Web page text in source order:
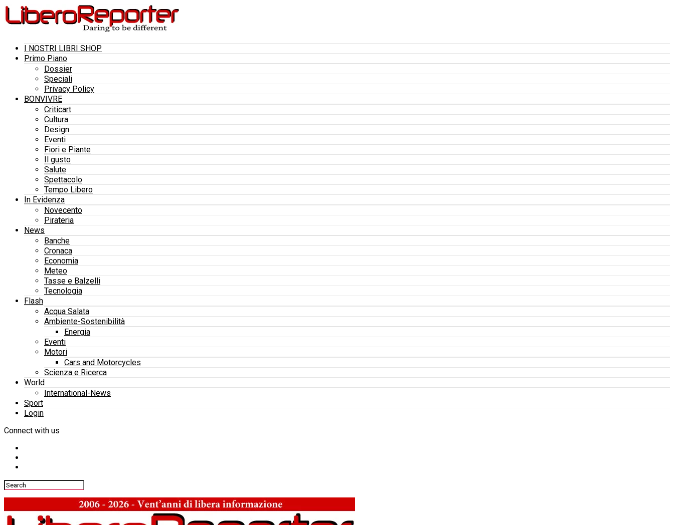
I NOSTRI LIBRI SHOP
Primo Piano
Dossier
Speciali
Privacy Policy
BONVIVRE
Criticart
Cultura
Design
Eventi
Fiori e Piante
Il gusto
Salute
Spettacolo
Tempo Libero
In Evidenza
Novecento
Pirateria
News
Banche
Cronaca
Economia
Meteo
Tasse e Balzelli
Tecnologia
Flash
Acqua Salata
Ambiente-Sostenibilità
Energia
Eventi
Motori
Cars and Motorcycles
Scienza e Ricerca
World
International-News
Sport
Login
Connect with us